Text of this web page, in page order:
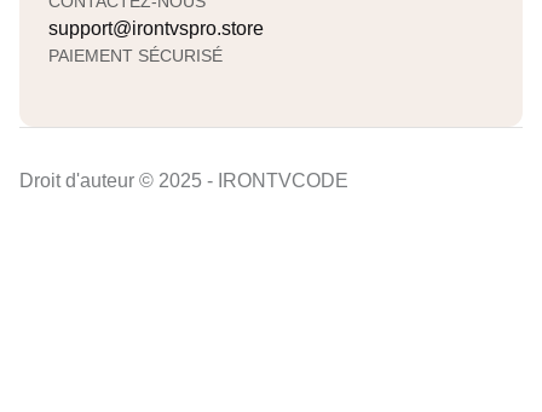
support@irontvspro.store
PAIEMENT SÉCURISÉ
Droit d'auteur © 2025 - IRONTVCODE